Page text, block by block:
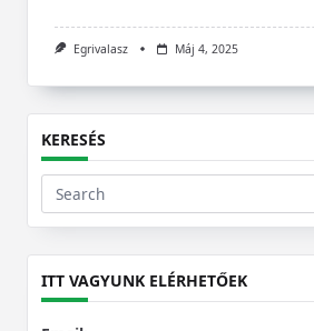
Egrivalasz Máj 4, 2025
KERESÉS
Search
for:
ITT VAGYUNK ELÉRHETŐEK